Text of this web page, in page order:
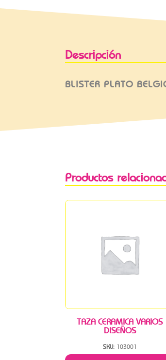
Descripción
BLISTER PLATO
Productos
TAZA CERAMICA VARIOS
DISEÑOS
SKU: 103001